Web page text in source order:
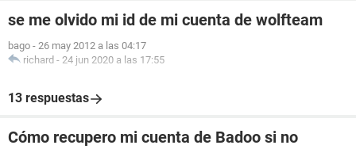
se me olvido mi id de mi cuenta de wolfteam
bago - 26 may 2012 a las 04:17
richard - 24 jun 2020 a las 17:55
13 respuestas
Cómo recupero mi cuenta de Badoo si no